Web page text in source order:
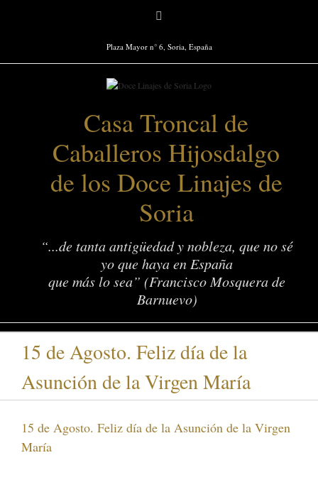
Plaza Mayor n° 6, Soria, España
Casa Troncal de
Caballeros Hijosdalgo
de los Doce Linajes de
Soria
“...de tanta antigüedad y nobleza, que no sé
yo que haya en España
que más lo sea” (Francisco Mosquera de
Barnuevo)
15 de Agosto. Feliz día de la
Asunción de la Virgen María
15 de Agosto. Feliz día de la Asunción de la Virgen
María